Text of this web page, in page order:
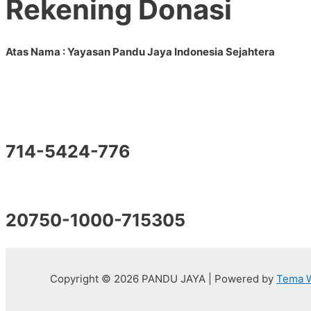
Rekening Donasi
Atas Nama : Yayasan Pandu Jaya Indonesia Sejahtera
714-5424-776
20750-1000-715305
Copyright © 2026 PANDU JAYA | Powered by Tema